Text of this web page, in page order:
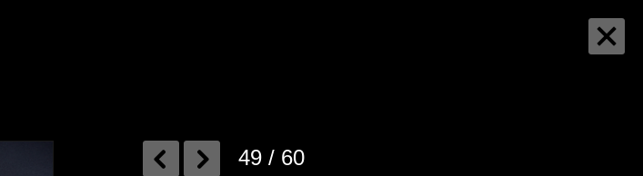
49 / 60